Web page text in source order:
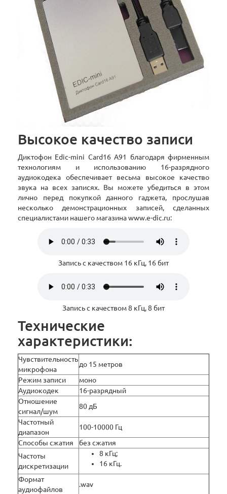
Высокое качество записи
Диктофон Edic-mini Card16 A91 благодаря фирменным
технологиям и использованию 16-разрядного
аудиокодека обеспечивает весьма высокое качество
звука на всех записях. Вы можете убедиться в этом
лично перед покупкой данного гаджета, прослушав
несколько демонстрационных записей, сделанных
специалистами нашего магазина www.e-dic.ru:
Запись с качеством 16 кГц, 16 бит
Запись с качеством 8 кГц, 8 бит
Технические
характеристики:
Чувствительность
микрофона
до 15 метров
Режим записи
моно
Аудиокодек
16-разрядный
Отношение
сигнал/шум
80 дБ
Частотный
диапазон
100-10000 Гц
Способы сжатия
без сжатия
Частоты
дискретизации
8 кГц;
16 кГц.
Формат
аудиофайлов
.wav